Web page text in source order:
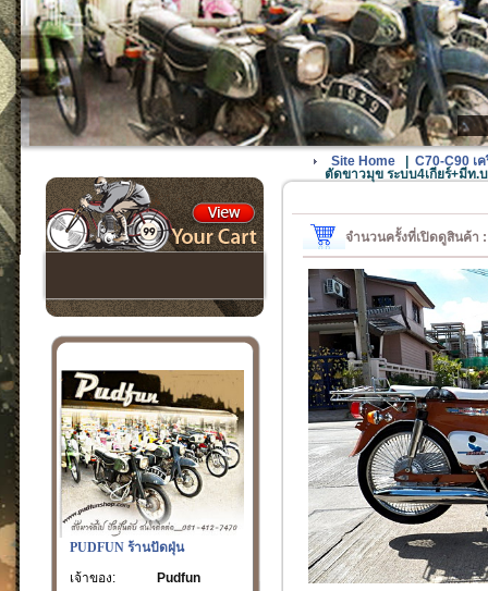
PUDFUN ร้านปัดฝุ่น
เจ้าของ:
Pudfun
Site Home| C70-C90 เ
ตัดขาวมุข ระบบ4เกียร์+มีท.
จำนวนครั้งที่เปิดดูสินค้า